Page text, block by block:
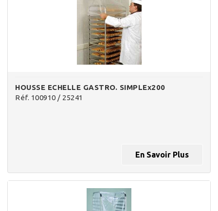
HOUSSE ECHELLE GASTRO. SIMPLEx200
Réf. 100910 / 25241
En Savoir Plus